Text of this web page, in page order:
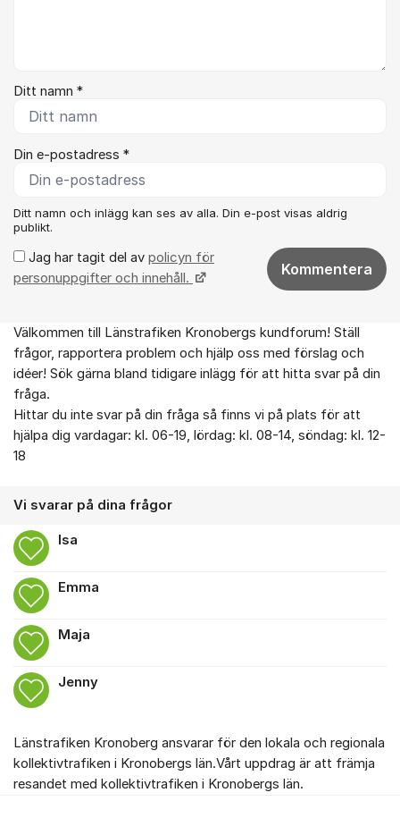
Ditt namn *
Din e-postadress *
Ditt namn och inlägg kan ses av alla. Din e-post visas aldrig
publikt.
Jag har tagit del av policyn för
personuppgifter och innehåll.
Kommentera
Om forumet
Välkommen till Länstrafiken Kronobergs kundforum! Ställ
frågor, rapportera problem och hjälp oss med förslag och
idéer! Sök gärna bland tidigare inlägg för att hitta svar på din
fråga.
Hittar du inte svar på din fråga så finns vi på plats för att
hjälpa dig vardagar: kl. 06-19, lördag: kl. 08-14, söndag: kl. 12-
18
Vi svarar på dina frågor
Isa
Emma
Maja
Jenny
Länstrafiken Kronoberg ansvarar för den lokala och regionala
kollektivtrafiken i Kronobergs län.Vårt uppdrag är att främja
resandet med kollektivtrafiken i Kronobergs län.